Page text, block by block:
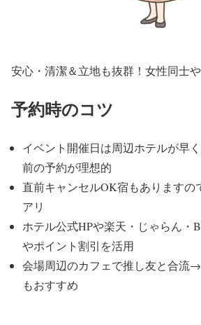
安心・清潔＆立地も抜群！女性同士
予約時のコツ
イベント開催日は周辺ホテルが早
前の予約が理想的
直前キャンセルOK宿もありますの
アリ
ホテル公式HPや楽天・じゃらん・
やポイント割引を活用
会場周辺のカフェで推し友と合流→
もおすすめ